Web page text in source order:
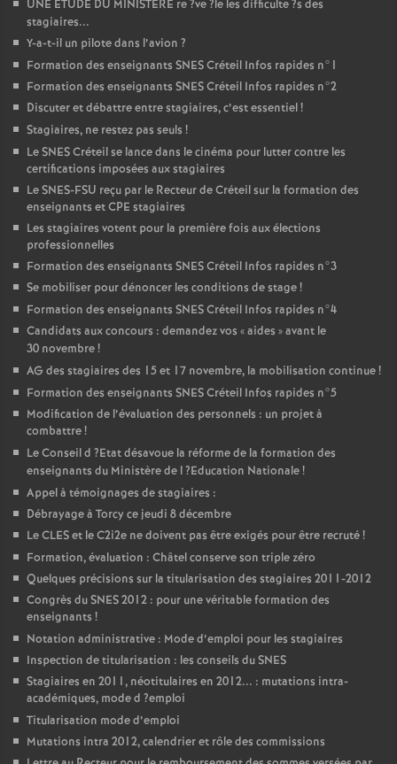
UNE ETUDE DU MINISTERE re?ve?le les difficulte?s des
stagiaires...
Y-a-t-il un pilote dans l’avion ?
Formation des enseignants SNESCréteil Infos rapides n°1
Formation des enseignants SNESCréteil Infos rapides n°2
Discuter et débattre entre stagiaires, c’est essentiel!
Stagiaires, ne restez pas seuls !
LeSNESCréteil se lance dans le cinéma pour lutter contre les
certifications imposées aux stagiaires
LeSNES-FSU reçu par le Recteur de Créteil sur la formation des
enseignants etCPE stagiaires
Les stagiaires votent pour la première fois aux élections
professionnelles
Formation des enseignants SNESCréteil Infos rapides n°3
Se mobiliser pour dénoncer les conditions de stage!
Formation des enseignants SNESCréteil Infos rapides n°4
Candidats aux concours : demandez vos «aides » avant le
30 novembre!
AG des stagiaires des 15 et 17 novembre, la mobilisation continue!
Formation des enseignants SNESCréteil Infos rapides n°5
Modification de l’évaluation des personnels : un projet à
combattre!
Le Conseil d ?Etat désavoue la réforme de la formation des
enseignants du Ministère de l?Education Nationale!
Appel à témoignages de stagiaires :
Débrayage à Torcy ce jeudi 8 décembre
LeCLESet le C2i2e ne doivent pas être exigés pour être recruté!
Formation, évaluation : Châtel conserve son triple zéro
Quelques précisions sur la titularisation des stagiaires 2011-2012
Congrès duSNES2012 : pour une véritable formation des
enseignants !
Notation administrative : Mode d’emploi pour les stagiaires
Inspection de titularisation : les conseils duSNES
Stagiaires en 2011, néotitulaires en 2012... : mutations intra-
académiques, mode d ?emploi
Titularisation mode d’emploi
Mutations intra 2012, calendrier et rôle des commissions